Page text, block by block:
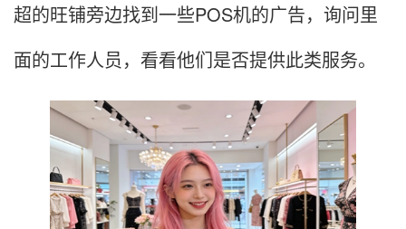
超的旺铺旁边找到一些POS机的广告，询问里
面的工作人员，看看他们是否提供此类服务。